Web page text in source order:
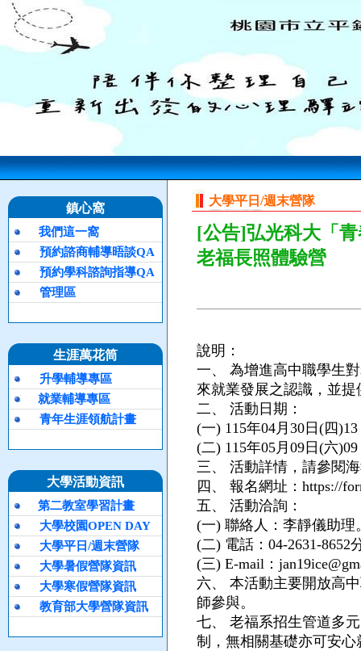
鎮心窩
我們這一窩
預約諮商輔導晤談QA
預約學科諮詢指導QA
管理區
生涯萬花筒
升學輔導專區
就業輔導專區
青年生涯領航計畫
大學活動資訊
第二教室學習計畫
大學校園OPEN DAY
大學平日/週末營隊
大學暑假營隊資訊
大學寒假營隊資訊
教育部大學營隊資訊
大學平日/週末營隊
[公告]弘光科大「
老福長照體驗營
說明：
一、
為增進高中職學生
來就業發展之認識，並
二、
活動日期：
(一) 115年04月30日(四
(二) 115年05月09日(六
三、
活動詳情，請參閱
四、
報名網址：https://
五、
活動洽詢：
(一) 聯絡人：李靜儀助理
(二) 電話：04-2631-8652
(三) E-mail：
六、
本活動主要開放高
師參與。
七、
老福系招生管道多
制，無相關基礎亦可安